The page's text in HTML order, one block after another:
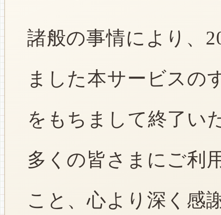
諸般の事情により、
ました本サービスの
をもちまして終了い
多くの皆さまにご利
こと、心より深く感